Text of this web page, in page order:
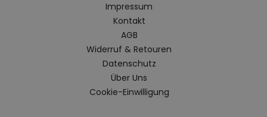
Impressum
Kontakt
AGB
Widerruf & Retouren
Datenschutz
Über Uns
Cookie-Einwilligung